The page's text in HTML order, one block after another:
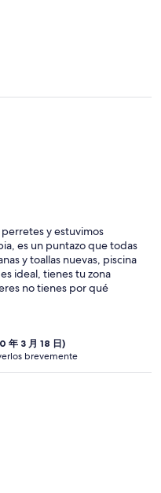
y estuvimos
es un puntazo que todas
y toallas nuevas, piscina
ideal, tienes tu zona
no tienes por qué
pelotas), minigolf gratuito,
a los cerditos, ovejas,
de llegar a la casa nos
tanto animal, bichos, etc,
si es cierto que a
en las ventanas, ya
par de mosquitos, pero
y atentos, nos
y comer.... todos ellos
viene sin duda!!! MUY
年 3 月 18 日)
brevemente